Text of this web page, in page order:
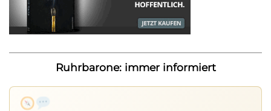
Ruhrbarone: immer informiert